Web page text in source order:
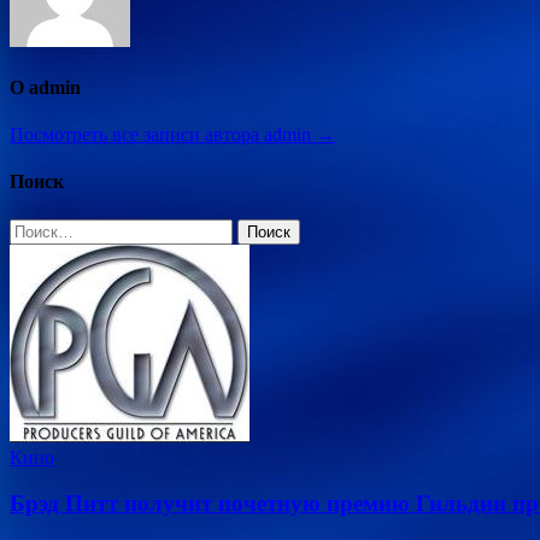
О admin
Посмотреть все записи автора admin →
Поиск
Найти:
Кино
Брэд Питт получит почетную премию Гильдии